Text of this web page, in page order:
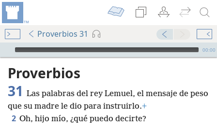
Proverbios 31
Audio Player
00:00
Proverbios
31 Las palabras del rey Lemuel, el mensaje de peso
que su madre le dio para instruirlo.+
2 Oh, hijo mío, ¿qué puedo decirte?